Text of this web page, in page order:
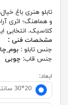
تابلو هنری باغ
و هماهنگ؛ اثری
کلاسیک. انتخابی
مشخصات فنی :
جنس تابلو :
جنس قاب: چوبی
ابعاد:
20*30 سانتيمتر